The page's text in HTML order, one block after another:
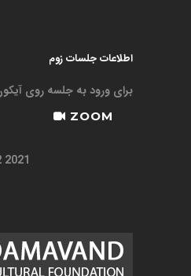
اطلاعات جلسات زوم
برای ورود به جلسه روی
ZOOM